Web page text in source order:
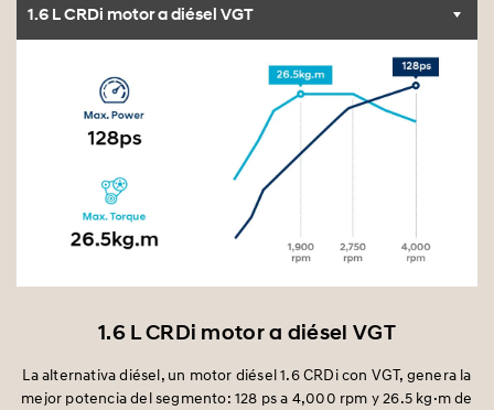
Seguridad
Comodidad
Especificaciones
1.6 L CRDi motor a diésel VGT
1.6 L CRDi motor a diésel VGT
La alternativa diésel, un motor diésel 1.6 CRDi con VGT, genera la
mejor potencia del segmento: 128 ps a 4,000 rpm y 26.5 kg·m de